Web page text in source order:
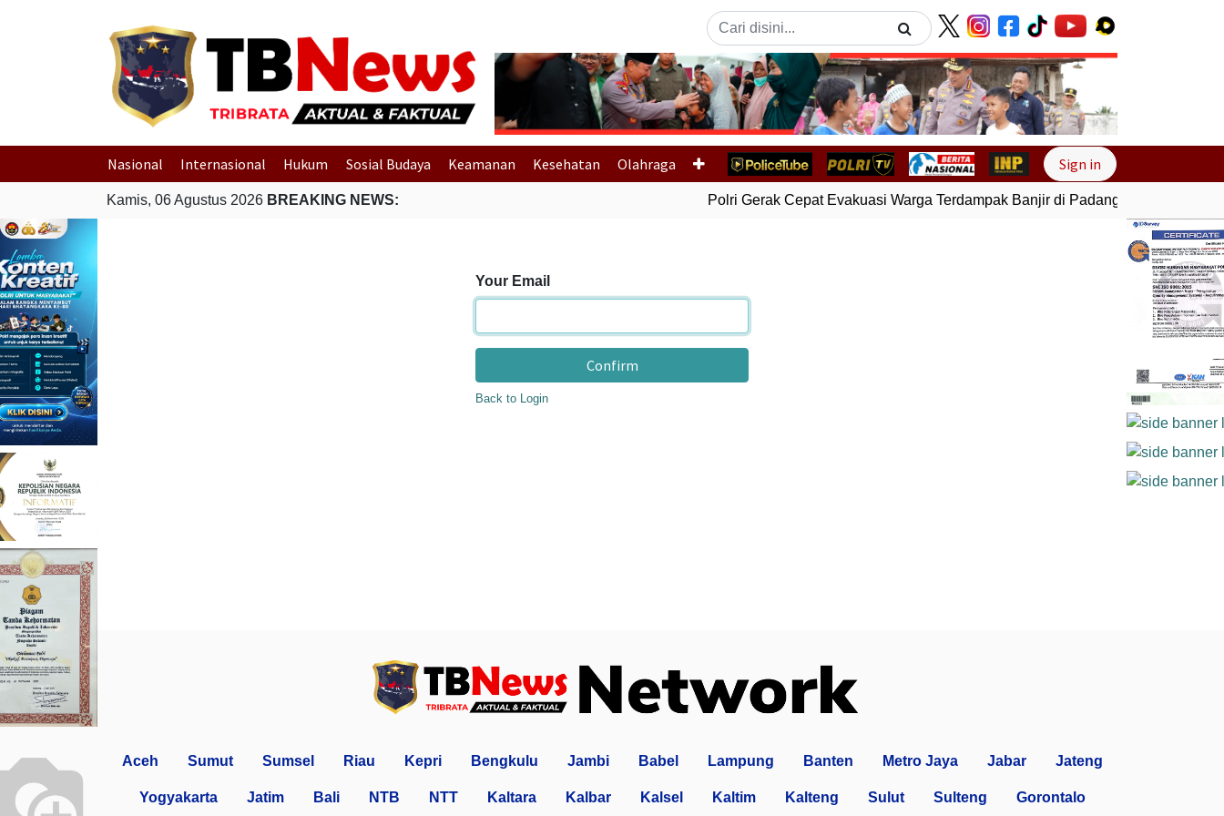
Previous Next
Nasional Internasional Hukum Sosial Budaya Keamanan Kesehatan Olahraga Sign in
Kamis, 06 Agustus 2026 BREAKING NEWS: Polri Gerak Cepat Evakuasi Warga Terdampak Banjir di Padang
Your Email
Confirm
Back to Login
Aceh Sumut Sumsel Riau Kepri Bengkulu Jambi Babel Lampung Banten Metro Jaya Jabar Jateng
Yogyakarta Jatim Bali NTB NTT Kaltara Kalbar Kalsel Kaltim Kalteng Sulut Sulteng Gorontalo